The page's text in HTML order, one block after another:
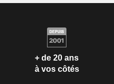
+ de 20 ans
à vos côtés